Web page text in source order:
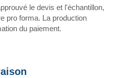
le devis et l'échantillon,
pro forma. La production
du paiement.